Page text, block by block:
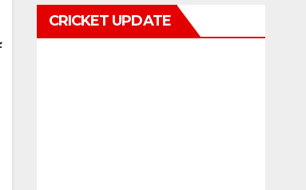
CRICKET UPDATE